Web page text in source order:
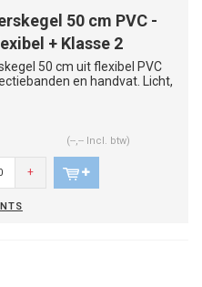
50 cm PVC -
+ Klasse 2
50 cm uit flexibel PVC
en handvat. Licht,
(--,-- Incl. btw)
+